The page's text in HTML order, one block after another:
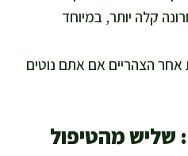
קלה יותר, במיוחד
אחר הצהריים אם אתם נוטים
שליש מהטיפול